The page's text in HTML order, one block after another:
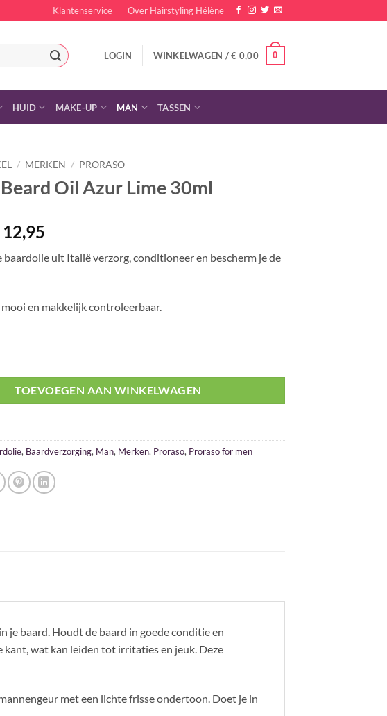
Klantenservice Over Hairstyling Hélène
LOGIN WINKELWAGEN /€ 0,00 0
HUID MAKE-UP MAN TASSEN
/ MERKEN / PRORASO
Oil Azur Lime 30ml
prijs
12,95
is:
baardolie uit Italië verzorg, conditioneer en bescherm je de
en makkelijk controleerbaar.
TOEVOEGEN AAN WINKELWAGEN
, Baardverzorging, Man, Merken, Proraso, Proraso for men
je baard. Houdt de baard in goede conditie en
kant, wat kan leiden tot irritaties en jeuk. Deze
met een lichte frisse ondertoon. Doet je in